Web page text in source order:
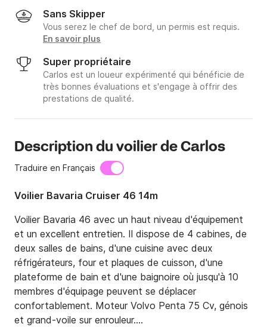
Sans Skipper
Vous serez le chef de bord, un permis est requis.
En savoir plus
Super propriétaire
Carlos est un loueur expérimenté qui bénéficie de
très bonnes évaluations et s'engage à offrir des
prestations de qualité.
Description du voilier de Carlos
Traduire en Français
Voilier Bavaria Cruiser 46 14m
Voilier Bavaria 46 avec un haut niveau d'équipement
et un excellent entretien. Il dispose de 4 cabines, de
deux salles de bains, d'une cuisine avec deux
réfrigérateurs, four et plaques de cuisson, d'une
plateforme de bain et d'une baignoire où jusqu'à 10
membres d'équipage peuvent se déplacer
confortablement. Moteur Volvo Penta 75 Cv, génois
et grand-voile sur enrouleur.